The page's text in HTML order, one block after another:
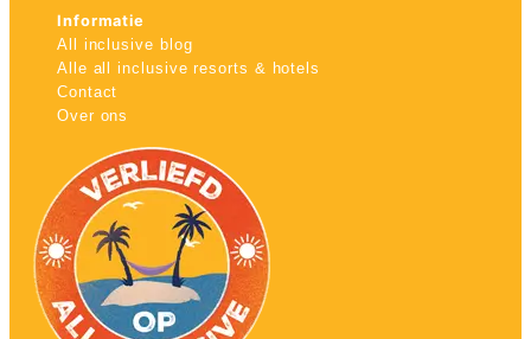
Informatie
All inclusive blog
Alle all inclusive resorts & hotels
Contact
Over ons